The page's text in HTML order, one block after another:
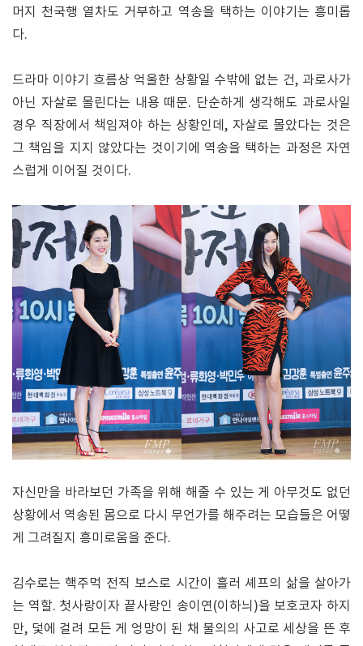
머지 천국행 열차도 거부하고 역송을 택하는 이야기는 흥미롭
다.
드라마 이야기 흐름상 억울한 상황일 수밖에 없는 건, 과로사가
아닌 자살로 몰린다는 내용 때문. 단순하게 생각해도 과로사일
경우 직장에서 책임져야 하는 상황인데, 자살로 몰았다는 것은
그 책임을 지지 않았다는 것이기에 역송을 택하는 과정은 자연
스럽게 이어질 것이다.
자신만을 바라보던 가족을 위해 해줄 수 있는 게 아무것도 없던
상황에서 역송된 몸으로 다시 무언가를 해주려는 모습들은 어떻
게 그려질지 흥미로움을 준다.
김수로는 핵주먹 전직 보스로 시간이 흘러 셰프의 삶을 살아가
는 역할. 첫사랑이자 끝사랑인 송이연(이하늬)을 보호코자 하지
만, 덫에 걸려 모든 게 엉망이 된 채 불의의 사고로 세상을 뜬 후